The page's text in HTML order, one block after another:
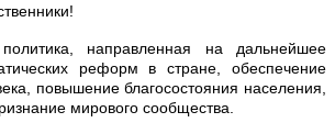
политика, направленная на дальнейшее
реформ в стране, обеспечение
повышение благосостояния населения,
мирового сообщества.